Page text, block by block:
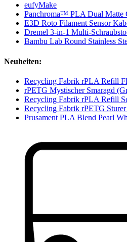
eufyMake
Panchroma™ PLA Dual Matte
E3D Roto Filament Sensor
Dremel 3-in-1 Multi-
Bambu Lab Round Stainless
Neuheiten:
Recycling Fabrik rPLA Refill
rPETG Mystischer Smaragd
Recycling Fabrik rPLA Refill
Recycling Fabrik rPETG
Prusament PLA Blend Pearl